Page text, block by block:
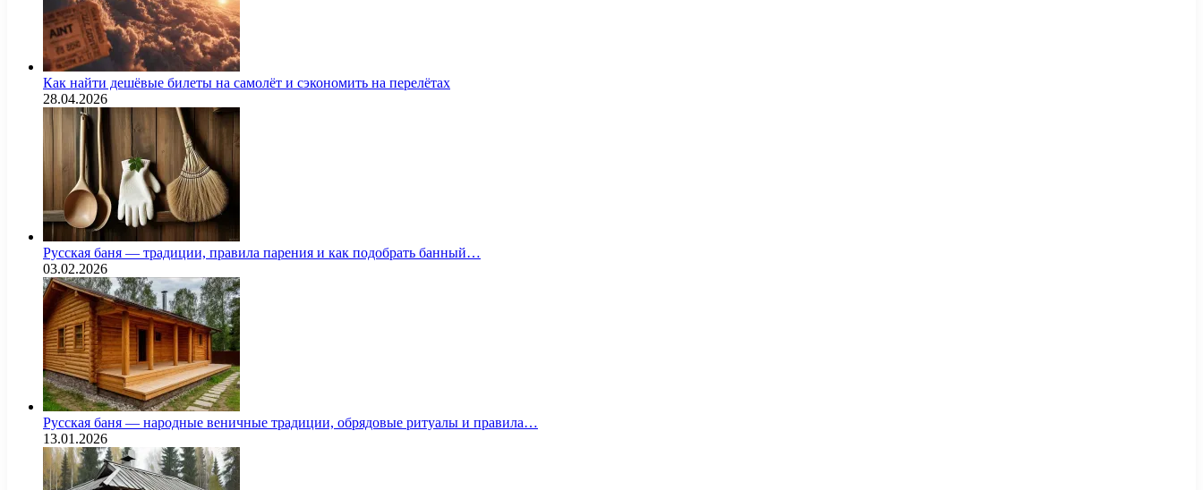
Как найти дешёвые билеты на самолёт и сэкономить на перелётах
28.04.2026
Русская баня — традиции, правила парения и как подобрать банный…
03.02.2026
Русская баня — народные веничные традиции, обрядовые ритуалы и правила…
13.01.2026